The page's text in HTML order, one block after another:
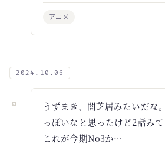
アニメ
2024.10.06
うずまき、闇芝居みたいだな
っぽいなと思ったけど2話みて
これが今期No3か…